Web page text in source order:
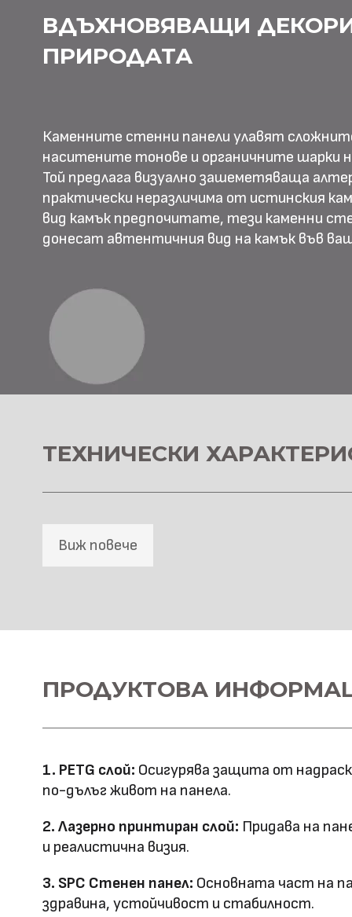
ВДЪХНОВЯВАЩИ
ПРИРОДАТА
Каменните стенни панели улавят
наситените тонове и органичните шарки
Той предлага визуално зашеметяваща
практически неразличима от истинския
вид камък предпочитате, тези каменни
донесат автентичния вид на камък във
ТЕХНИЧЕСКИ
Виж повече
напречно сечение
SPC+PETG
Дебелина: 5
технология
Лазерно принтиране
Оценка за
ефективност
ПРОДУКТОВА
1. PETG слой: Осигурява защита от
по-дълъг живот на панела.
2. Лазерно принтиран слой: Придава на
и реалистична визия.
3. SPC Стенен панел: Основната част на
здравина, устойчивост и стабилност.